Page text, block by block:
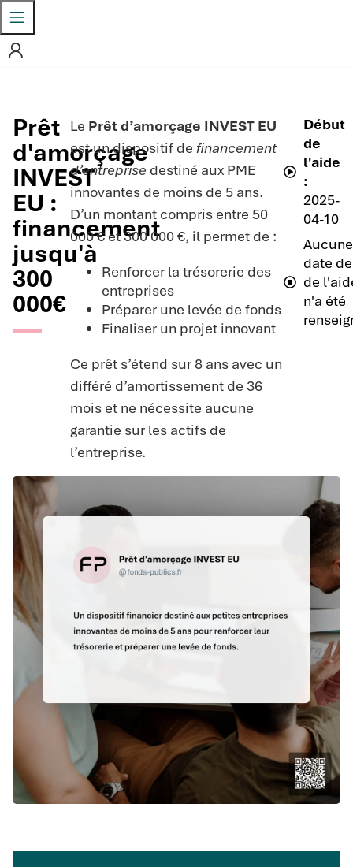
Prêt
d'amorçage
INVEST
EU :
financement
jusqu'à
300
000€
Le Prêt d’amorçage INVEST EU
est un dispositif definancement
d’entreprise destiné aux PME
innovantes de moins de 5 ans.
D’un montant compris entre 50
000 € et 300 000 €, il permet de :
Renforcer la trésorerie des
entreprises
Préparer une levée de fonds
Finaliser un projet innovant
Ce prêt s’étend sur 8 ans avec un
différé d’amortissement de 36
mois et ne nécessite aucune
garantie sur les actifs de
l’entreprise.
Début
de
l'aide
:
2025-
04-10
Aucune
date
de
n'a été